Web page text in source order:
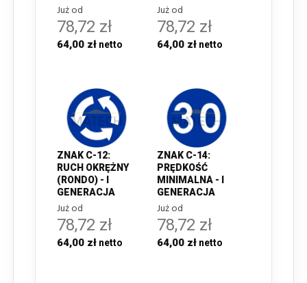
Już od
78,72 zł
64,00 zł
Już od
78,72 zł
64,00 zł
ZNAK C-12:
RUCH OKRĘŻNY
(RONDO) - I
GENERACJA
Już od
78,72 zł
64,00 zł
ZNAK C-14:
PRĘDKOŚĆ
MINIMALNA - I
GENERACJA
Już od
78,72 zł
64,00 zł